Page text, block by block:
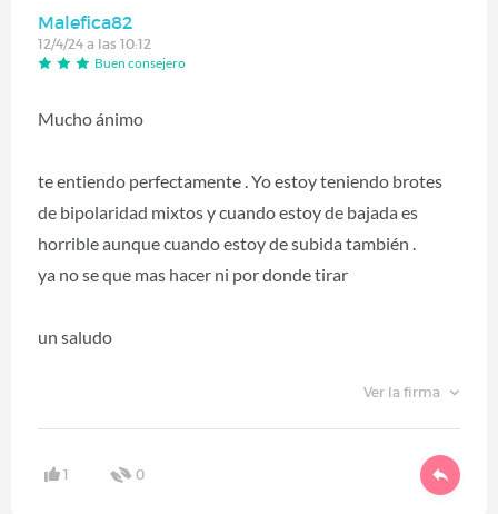
Malefica82
12/4/24 a las 10:12
Buen consejero
Mucho ánimo
te entiendo perfectamente . Yo estoy teniendo brotes
de bipolaridad mixtos y cuando estoy de bajada es
horrible aunque cuando estoy de subida también .
ya no se que mas hacer ni por donde tirar
un saludo
Ver la firma
1 0